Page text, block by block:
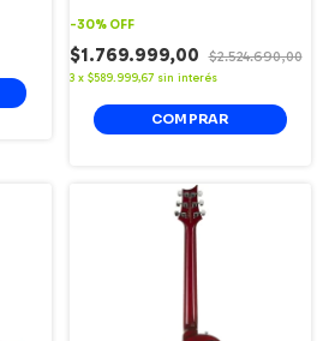
-30% OFF
$1.769.999,00 $2.524.690,00
3 x $589.999,67 sin interés